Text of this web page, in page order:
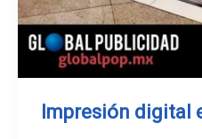
Impresión digital